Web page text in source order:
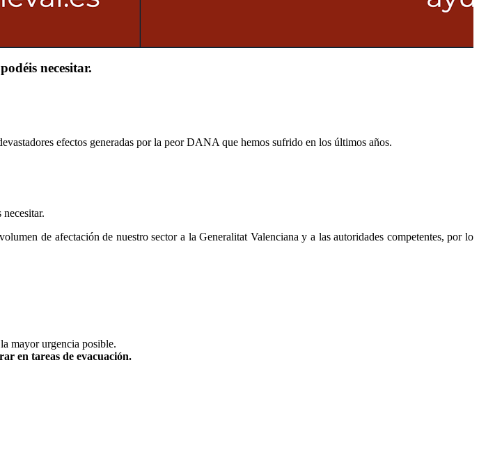
necesitar.
efectos generadas por la peor DANA que hemos sufrido en los últimos años.
de afectación de nuestro sector a la Generalitat Valenciana y a las autoridades competentes, por lo
mayor urgencia posible.
en tareas de evacuación.